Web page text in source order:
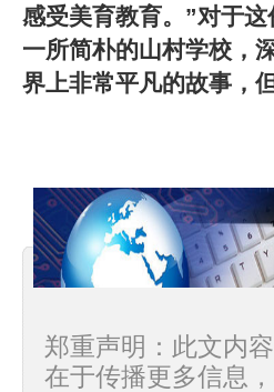
感受美育教育。”对于
一所简朴的山村学校，
界上非常平凡的故事，
郑重声明：此文内
在于传播更多信息